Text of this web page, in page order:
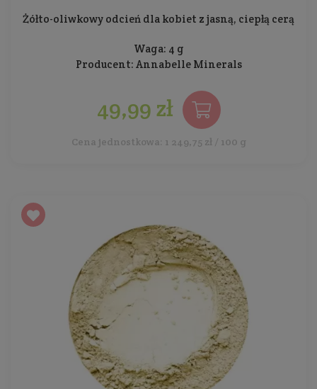
Żółto-oliwkowy odcień dla kobiet z jasną, ciepłą cerą
Waga: 4 g
Producent: Annabelle Minerals
49,99 zł
Cena jednostkowa: 1 249,75 zł / 100 g